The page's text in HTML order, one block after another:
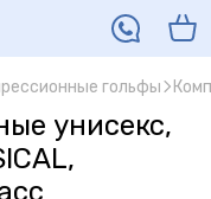
гольфы
унисекс,